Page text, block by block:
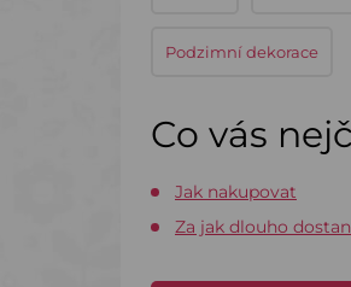
Podzimní dekorace
Co vás
Jak nakupovat
Za jak dlouho